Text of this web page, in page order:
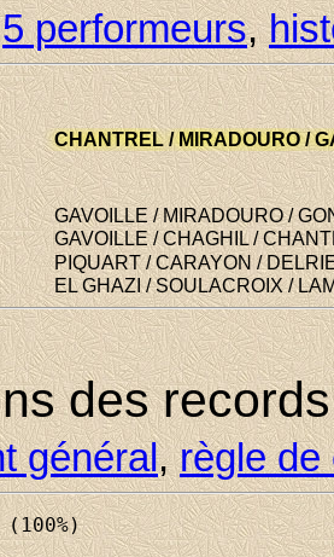
5 performeurs,
CHANTREL / MIRADOURO /
Villenave-d'Ornon - 2e VEM, 6e
GAVOILLE / MIRADOURO /
Villenave-d'Ornon - 4e VEM, 10e
GAVOILLE / CHAGHIL /
3e VE
PIQUART / CARAYON /
Albi
EL GHAZI / SOULACROIX /
Teste-de-Buch
des
général,règle de